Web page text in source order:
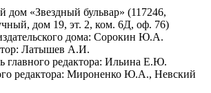
«Звездный бульвар» (117246,
дом 19, эт. 2, ком. 6Д, оф. 76)
дома: Сорокин Ю.А.
Латышев А.И.
главного редактора: Ильина Е.Ю.
редактора: Мироненко Ю.А., Невский